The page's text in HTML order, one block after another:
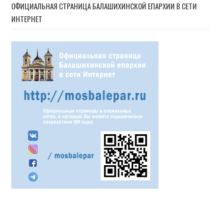
записям
ОФИЦИАЛЬНАЯ СТРАНИЦА БАЛАШИХИНСКОЙ ЕПАРХИИ В СЕТИ
ИНТЕРНЕТ